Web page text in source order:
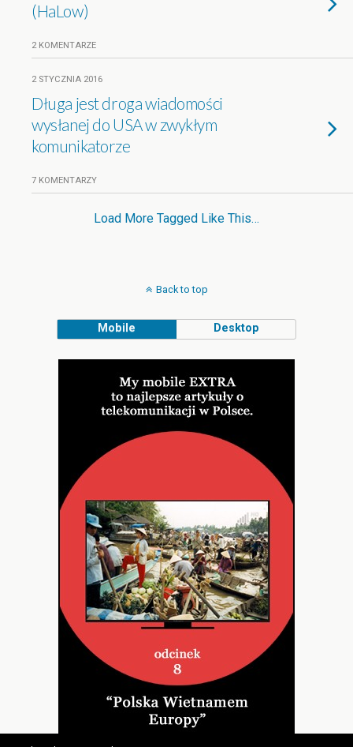
(HaLow)
2 KOMENTARZE
2 STYCZNIA 2016
Długa jest droga wiadomości
wysłanej do USA w zwykłym
komunikatorze
7 KOMENTARZY
Load More Tagged Like This…
Back to top
Mobile Desktop